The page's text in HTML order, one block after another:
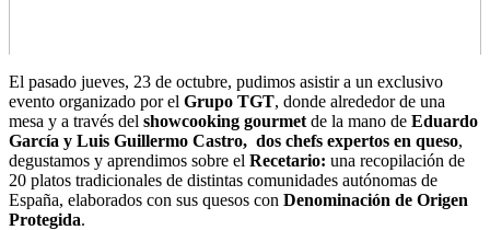
El pasado jueves, 23 de octubre, pudimos asistir a un exclusivo
evento organizado por el Grupo TGT, donde alrededor de una
mesa y a través del showcooking gourmet de la mano de Eduardo
García y Luis Guillermo Castro, dos chefs expertos en queso,
degustamos y aprendimos sobre el Recetario: una recopilación de
20 platos tradicionales de distintas comunidades autónomas de
España, elaborados con sus quesos con Denominación de Origen
Protegida.